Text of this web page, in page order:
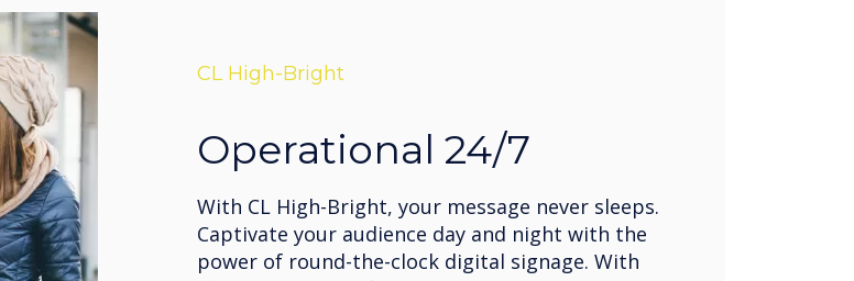
CL High-Bright
Operational 24/7
With CL High-Bright, your message never sleeps.
Captivate your audience day and night with the
power of round-the-clock digital signage. With